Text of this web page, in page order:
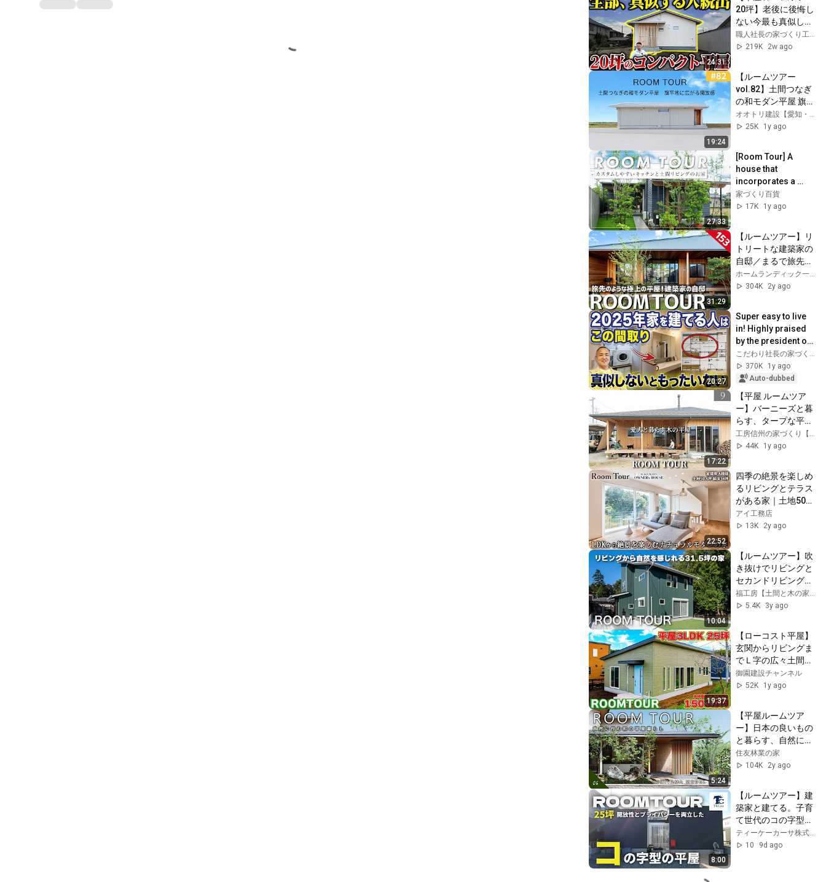
24:31
20坪】老後に後悔し
ない今最も真似した
いコスパ最強住宅！職人社長の家づくり工務店
219K
2w ago
19:24
【ルームツアー
vol.82】土間つなぎ
の和モダン平屋 旗竿
地に広がる開放感／
旗竿地を活かして駐
古家具好きのお施主
様がこだわりにこだ
わり抜いた造作洗面
／オオトリ建設
オオトリ建設【愛知・三重・岐阜注文住宅】
25K
1y ago
27:33
[Room Tour] A
house that
incorporates a
doma space into
the living room/A
incorporates...
家づくり百貨
17K
1y ago
31:29
【ルームツアー】リ
トリートな建築家の
自邸／まるで旅先の
ような極上の平屋に
住まう／洗練された
ト／非日常の空間で
自分と向き合う／最
高にリラックスでき
る栃木県の注文住宅
ホームランディック一級建築士事務所
304K
2y ago
20:27
Super easy to live
in! Highly praised
by the president of
a construction
company! Here are
five o...
こだわり社長の家づくり革命ch
370K
1y ago
Auto-dubbed
17:22
【平屋 ルームツア
ー】バーニーズと暮
らす、タープな平
屋/長野県の注文住
宅/伊那展示場/工務
ー/土間サロン/薪ス
トーブ/モデルハウ
ス
工房信州の家づくり【信州の木の家・自由設計】
44K
1y ago
22:52
四季の絶景を楽しめ
るリビングとテラス
がある家｜土地50
坪/延床34坪
【Vol.38 Owner’s
A様邸】
アイ工務店
13K
2y ago
10:04
【ルームツアー】吹
き抜けでリビングと
セカンドリビングが
繋がる開放的な
3LDKの間取りを女
5.4K
3y ago
19:37
【ローコスト平屋】
玄関からリビングま
でＬ字の広々土間！
サロン開業も実現可
能な家！
御園建設チャンネル
52K
1y ago
5:24
【平屋ルームツア
ー】日本の良いもの
と暮らす、自然に佇
む和の平屋暮らし｜
すみログ＃６｜住友
住友林業の家
104K
2y ago
8:00
【ルームツアー】建
築家と建てる。子育
て世代のコの字型の
平屋｜25坪｜耐震等
級3｜制振装置
10
9d ago